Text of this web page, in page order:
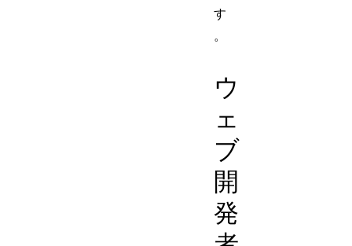
す
。
ウ
ェ
ブ
開
発